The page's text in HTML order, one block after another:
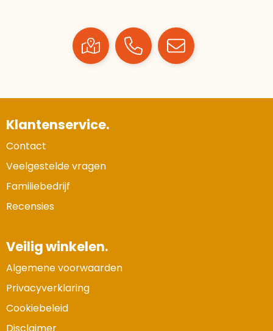
Klantenservice.
Contact
Veelgestelde vragen
Familiebedrijf
Recensies
Veilig winkelen.
Algemene voorwaarden
Privacyverklaring
Cookiebeleid